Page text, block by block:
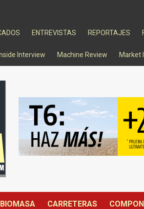
ENTREVISTAS REPORTAJES
Interview Machine Review Market
BIOMASA CARRETERAS